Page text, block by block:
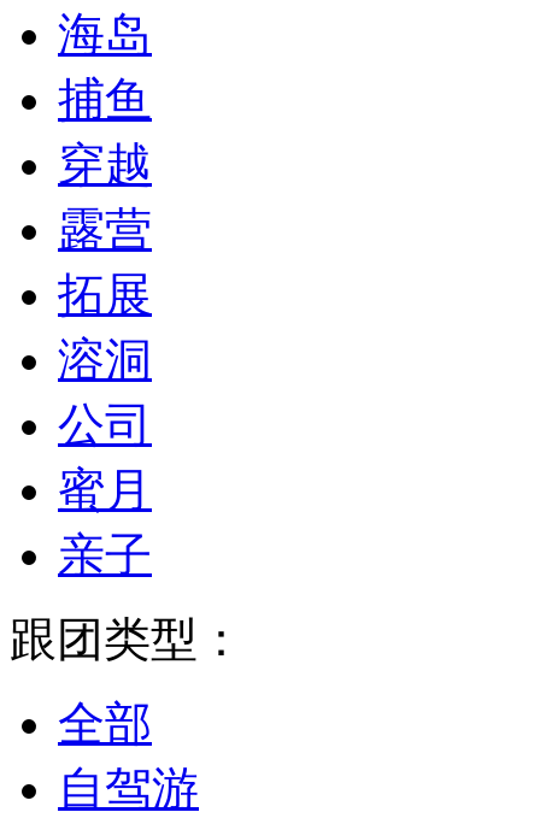
海岛
捕鱼
穿越
露营
拓展
溶洞
公司
蜜月
亲子
跟团类型：
全部
自驾游